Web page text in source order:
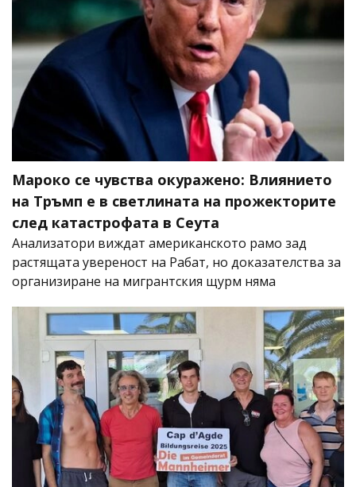
Мароко се чувства окуражено: Влиянието
на Тръмп е в светлината на прожекторите
след катастрофата в Сеута
Анализатори виждат американското рамо зад
растящата увереност на Рабат, но доказателства за
организиране на мигрантския щурм няма